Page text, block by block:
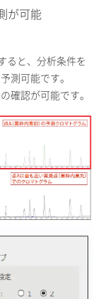
が可能
ると、分析条件を
測可能です。
確認が可能です。